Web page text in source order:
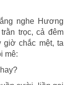
nghe Hương
trọc, cả đêm
giờ chắc mệt, ta
mê: